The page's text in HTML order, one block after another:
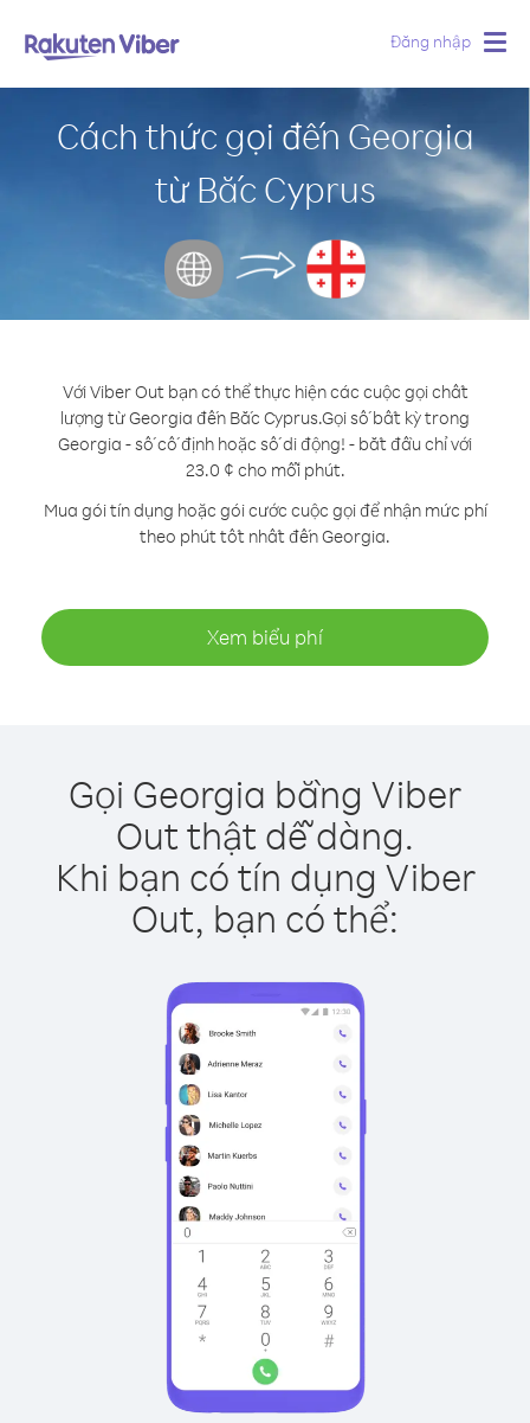
Đăng nhập
Cách thức gọi đến Georgia
từ Bắc Cyprus
Với Viber Out bạn có thể thực hiện các cuộc gọi chất
lượng từ Georgia đến Bắc Cyprus.Gọi số bất kỳ trong
Georgia - số cố định hoặc số di động! - bắt đầu chỉ với
23.0 ¢ cho mỗi phút.
Mua gói tín dụng hoặc gói cước cuộc gọi để nhận mức phí
theo phút tốt nhất đến Georgia.
Xem biểu phí
Gọi Georgia bằng Viber
Out thật dễ dàng.
Khi bạn có tín dụng Viber
Out, bạn có thể: